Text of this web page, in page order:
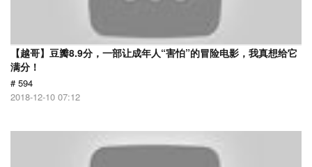
【越哥】豆瓣8.9分，一部让成年人“害怕”的冒险电影，我真想给它
满分！
# 594
2018-12-10 07:12